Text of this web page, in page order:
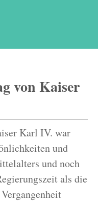
von Kaiser
Karl IV. war
und
und noch
als die